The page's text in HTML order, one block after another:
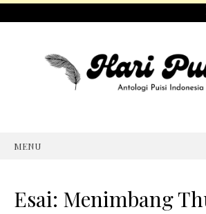
MENU
Esai: Menimbang